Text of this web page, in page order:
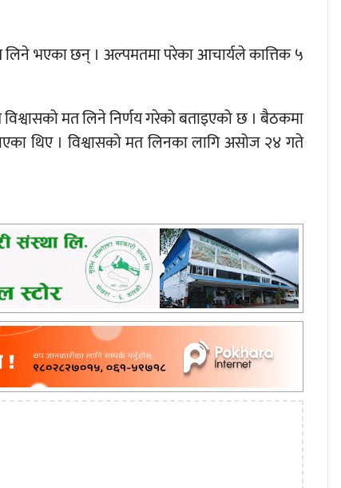
लिने भएका छन् । अल्पमतमा परेका आचार्यले कात्तिक ५
मत लिने निर्णय गरेको बताइएको छ । बैठकमा
थिए । विश्वासको मत लिनका लागि असोज २४ गते